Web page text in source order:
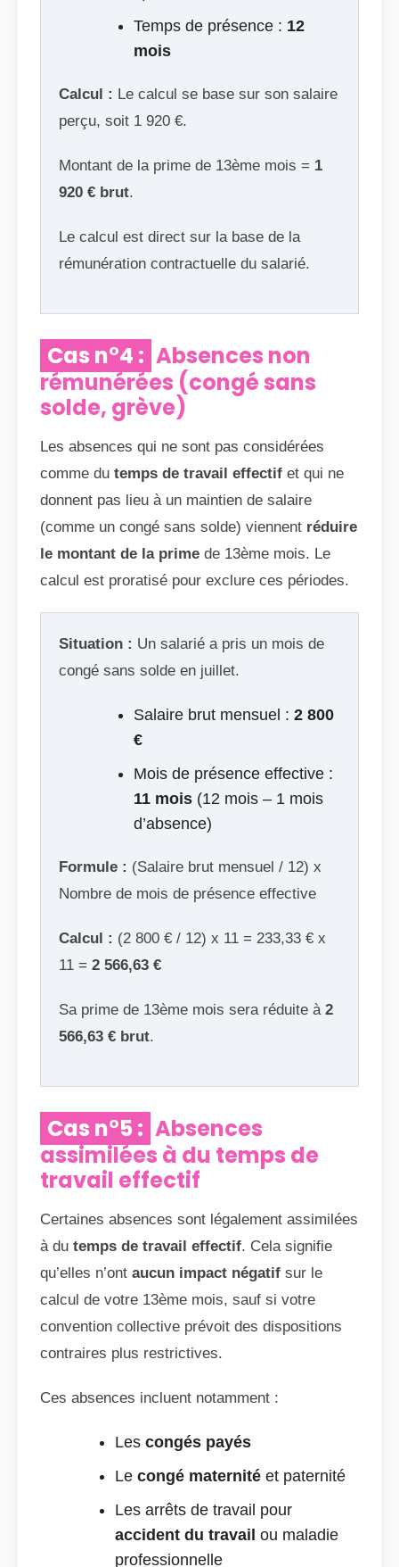
Temps de présence : 12
mois
Calcul : Le calcul se base sur son salaire
perçu, soit 1 920 €.
Montant de la prime de 13ème mois = 1
920 € brut.
Le calcul est direct sur la base de la
rémunération contractuelle du salarié.
Cas n°4 : Absences non
rémunérées (congé sans
solde, grève)
Les absences qui ne sont pas considérées
comme du temps de travail effectif et qui ne
donnent pas lieu à un maintien de salaire
(comme un congé sans solde) viennent réduire
le montant de la prime de 13ème mois. Le
calcul est proratisé pour exclure ces périodes.
Situation : Un salarié a pris un mois de
congé sans solde en juillet.
Salaire brut mensuel : 2 800
€
Mois de présence effective :
11 mois (12 mois – 1 mois
d’absence)
Formule : (Salaire brut mensuel / 12) x
Nombre de mois de présence effective
Calcul : (2 800 € / 12) x 11 = 233,33 € x
11 = 2 566,63 €
Sa prime de 13ème mois sera réduite à 2
566,63 € brut.
Cas n°5 : Absences
assimilées à du temps de
travail effectif
Certaines absences sont légalement assimilées
à du temps de travail effectif. Cela signifie
qu’elles n’ont aucun impact négatif sur le
calcul de votre 13ème mois, sauf si votre
convention collective prévoit des dispositions
contraires plus restrictives.
Ces absences incluent notamment :
Les congés payés
Le congé maternité et paternité
Les arrêts de travail pour
accident du travail ou maladie
professionnelle